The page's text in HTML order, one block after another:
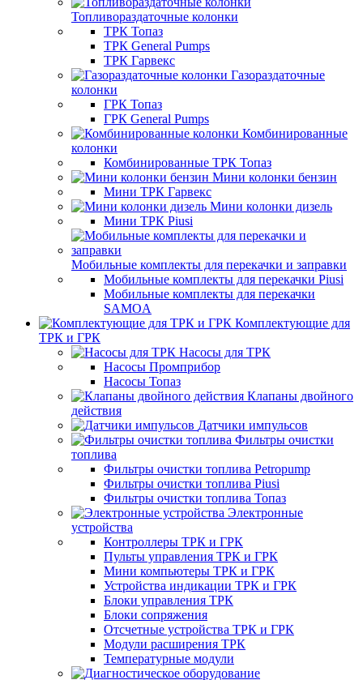
Топливораздаточные колонки
ТРК Топаз
ТРК General Pumps
ТРК Гарвекс
Газораздаточные
колонки
ГРК Топаз
ГРК General Pumps
Комбинированные
колонки
Комбинированные ТРК Топаз
Мини колонки бензин
Мини ТРК Гарвекс
Мини колонки дизель
Мини ТРК Piusi
Мобильные комплекты для перекачки и заправки
Мобильные комплекты для перекачки Piusi
Мобильные комплекты для перекачки
SAMOA
Комплектующие для
ТРК и ГРК
Насосы для ТРК
Насосы Промприбор
Насосы Топаз
Клапаны двойного
действия
Датчики импульсов
Фильтры очистки
топлива
Фильтры очистки топлива Petropump
Фильтры очистки топлива Piusi
Фильтры очистки топлива Топаз
Электронные
устройства
Контроллеры ТРК и ГРК
Пульты управления ТРК и ГРК
Мини компьютеры ТРК и ГРК
Устройства индикации ТРК и ГРК
Блоки управления ТРК
Блоки сопряжения
Отсчетные устройства ТРК и ГРК
Модули расширения ТРК
Температурные модули